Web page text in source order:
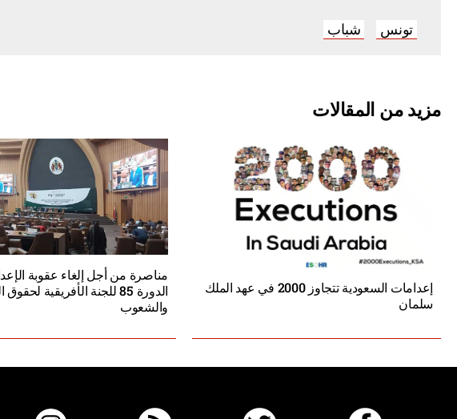
تونس شباب
مزيد من المقالات
إعدامات السعودية تتجاوز 2000 في عهد الملك
سلمان
مناصرة من أجل إلغاء عقوبة
الدورة 85 للجنة الأفريقية
والشعوب